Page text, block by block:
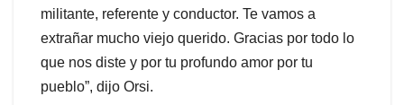
militante, referente y conductor. Te vamos a
extrañar mucho viejo querido. Gracias por todo lo
que nos diste y por tu profundo amor por tu
pueblo”, dijo Orsi.